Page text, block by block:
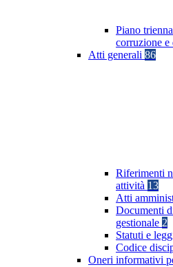
Piano
corruzione e
Atti generali 86
Riferimenti
attività 13
Atti
Documenti
gestionale 2
Statuti e
Codice
Oneri informativi